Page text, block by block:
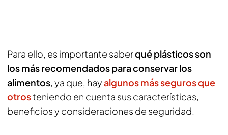
Para ello, es importante saberqué plásticos son
los más recomendados para conservar los
alimentos, ya que, hayalgunos más seguros que
otrosteniendo en cuenta sus características,
beneficios y consideraciones de seguridad.